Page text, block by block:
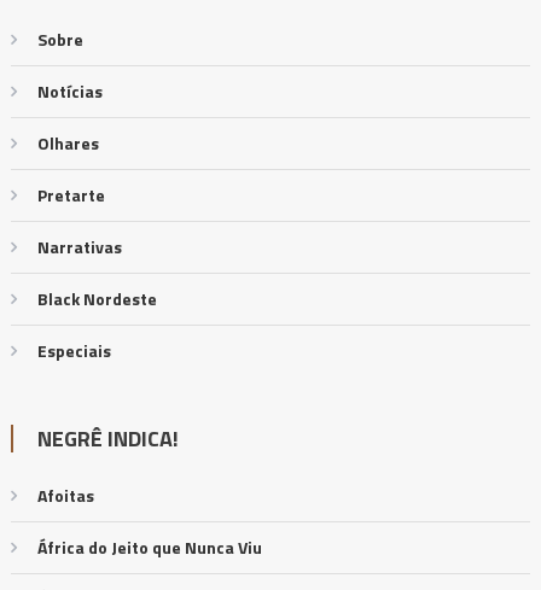
Sobre
Notícias
Olhares
Pretarte
Narrativas
Black Nordeste
Especiais
NEGRÊ INDICA!
Afoitas
África do Jeito que Nunca Viu